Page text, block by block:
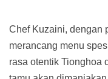
Chef Kuzaini, dengan
merancang menu
rasa otentik Tionghoa